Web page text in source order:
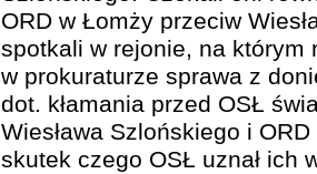
ORD w Łomży przeciw
spotkali w rejonie, na którym
w prokuraturze sprawa z
dot. kłamania przed OSŁ
Wiesława Szlońskiego i
skutek czego OSŁ uznał ich